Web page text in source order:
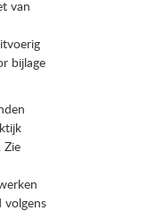
van
bijlage
Zie
volgens